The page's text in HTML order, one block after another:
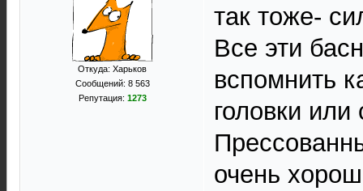
Откуда: Харьков
Сообщений: 8 563
Репутация: 1273
так тоже-
Все эти
вспомнить
головки
очень